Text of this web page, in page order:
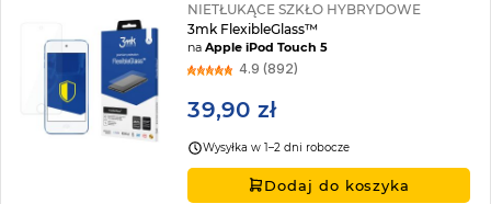
NIETŁUKĄCE SZKŁO HYBRYDOWE
3mk FlexibleGlass™
naApple iPod Touch 5
4.9 (892)
39,90 zł
Wysyłka w 1–2 dni robocze
Dodaj do koszyka